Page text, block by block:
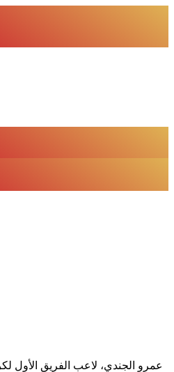
عمرو الجندي، لاعب الفريق الأول